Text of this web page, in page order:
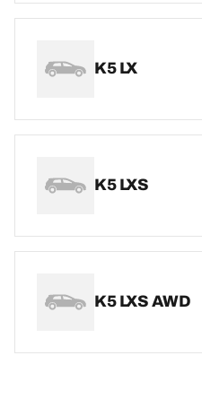
K5 LX
K5 LXS
K5 LXS AWD